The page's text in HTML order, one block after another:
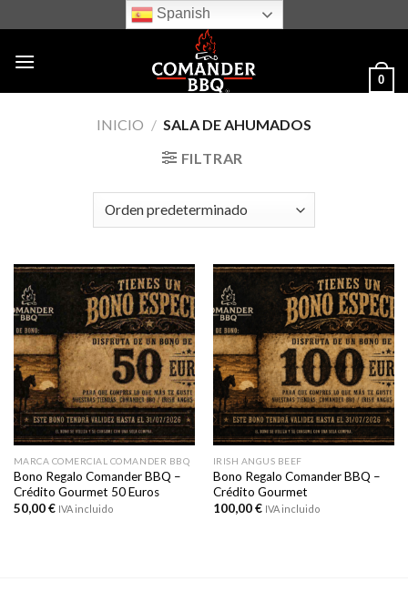
to
content
Spanish
0
INICIO / SALA DE AHUMADOS
FILTRAR
MARCA COMERCIAL COMANDER BBQ
Bono Regalo Comander BBQ –
Crédito Gourmet 50 Euros
50,00€ IVA incluido
IRISH ANGUS BEEF
Bono Regalo Comander BBQ –
Crédito Gourmet
100,00€ IVA incluido